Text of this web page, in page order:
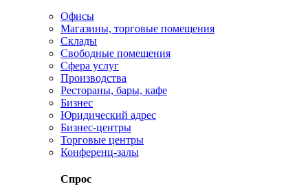
Офисы
Магазины, торговые помещения
Склады
Свободные помещения
Сфера услуг
Производства
Рестораны, бары, кафе
Бизнес
Юридический адрес
Бизнес-центры
Торговые центры
Конференц-залы
Спрос